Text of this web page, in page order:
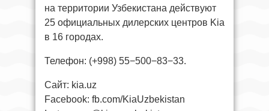
на территории Узбекистана действуют
25 официальных дилерских центров Kia
в 16 городах.
Телефон: (+998) 55−500−83−33.
Сайт: kia.uz
Facebook: fb.com/KiaUzbekistan